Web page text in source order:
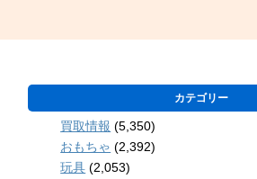
カテゴリー
買取情報 (5,350)
おもちゃ (2,392)
玩具 (2,053)